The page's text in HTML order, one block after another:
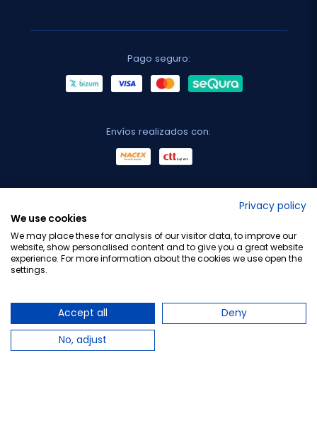
Pago seguro:
Envíos realizados con:
Privacy policy
We use cookies
We may place these for analysis of our visitor data, to improve our
website, show personalised content and to give you a great website
experience. For more information about the cookies we use open the
settings.
Accept all
Deny
No, adjust